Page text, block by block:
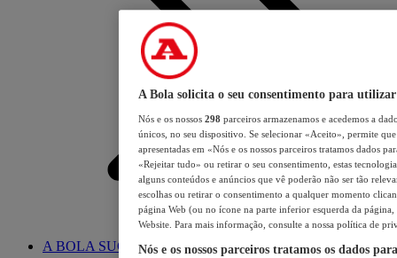
A BOLA SUGERE
A Bola solicita o seu consentimento para utilizar
Nós e os nossos 298 parceiros armazenamos e acedemos a
únicos, no seu dispositivo. Se selecionar «Aceito», permite
apresentadas em «Nós e os nossos parceiros tratamos dados
«Rejeitar tudo» ou retirar o seu consentimento, estas
alguns conteúdos e anúncios que vê poderão não ser tão
escolhas ou retirar o consentimento a qualquer momento
página Web (ou no ícone na parte inferior esquerda da página,
Website. Para mais informação, consulte a nossa política de
Nós e os nossos parceiros tratamos os dados